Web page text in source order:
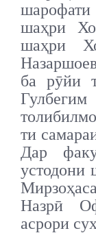
шаҳри
шаҳри
ба рӯйи
ти
Дар
устодони
Назрӣ
асрори